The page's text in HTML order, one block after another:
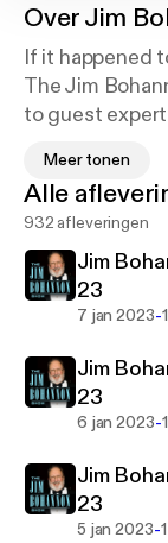
OverJim
If it happened
The Jim
to guest
from the top
music, and we
Bohannon Show!
Meer tonen
Alle
932 afleveringen
Jim
23
7 jan 2023-
Jim
23
6 jan 2023-
Jim
23
5 jan 2023-